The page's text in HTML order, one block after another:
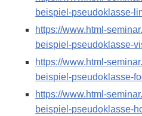
beispiel-pseudoklasse-
https://www.html-
beispiel-pseudoklasse-
https://www.html-
beispiel-pseudoklasse-
https://www.html-
beispiel-pseudoklasse-